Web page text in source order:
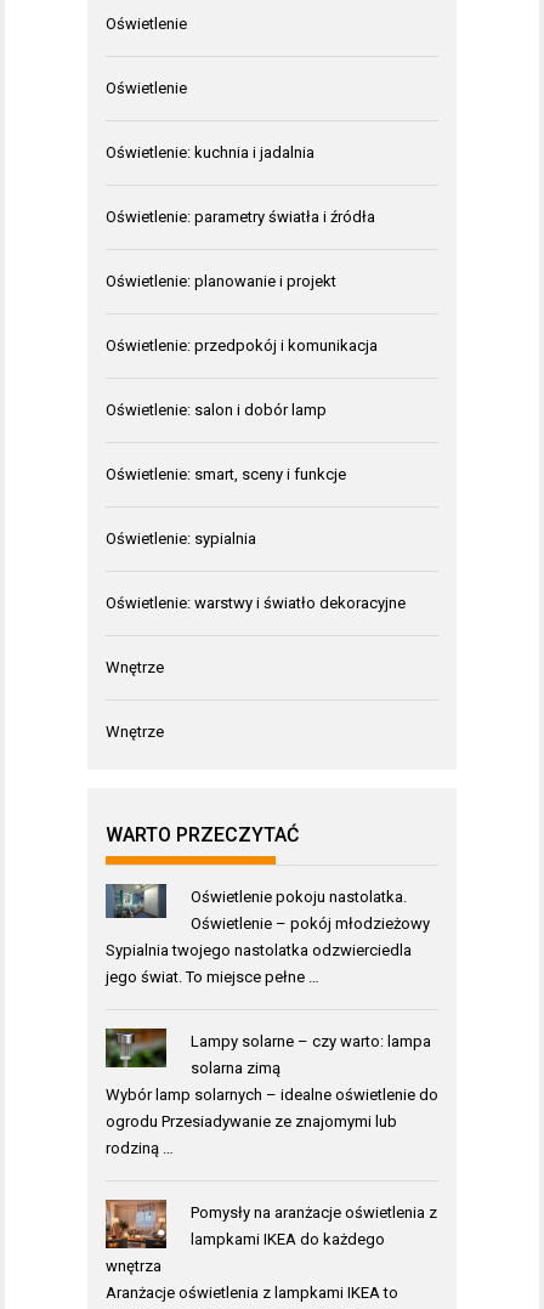
Oświetlenie
Oświetlenie
Oświetlenie: kuchnia i jadalnia
Oświetlenie: parametry światła i źródła
Oświetlenie: planowanie i projekt
Oświetlenie: przedpokój i komunikacja
Oświetlenie: salon i dobór lamp
Oświetlenie: smart, sceny i funkcje
Oświetlenie: sypialnia
Oświetlenie: warstwy i światło dekoracyjne
Wnętrze
Wnętrze
WARTO PRZECZYTAĆ
Oświetlenie pokoju nastolatka.
Oświetlenie – pokój młodzieżowy
Sypialnia twojego nastolatka odzwierciedla
jego świat. To miejsce pełne …
Lampy solarne – czy warto: lampa
solarna zimą
Wybór lamp solarnych – idealne oświetlenie do
ogrodu Przesiadywanie ze znajomymi lub
rodziną …
Pomysły na aranżacje oświetlenia z
lampkami IKEA do każdego
wnętrza
Aranżacje oświetlenia z lampkami IKEA to